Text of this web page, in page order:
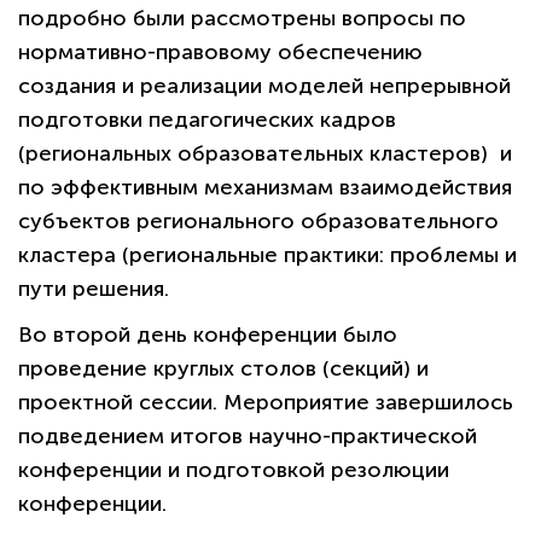
подробно были рассмотрены вопросы по
нормативно-правовому обеспечению
создания и реализации моделей непрерывной
подготовки педагогических кадров
(региональных образовательных кластеров) и
по эффективным механизмам взаимодействия
субъектов регионального образовательного
кластера (региональные практики: проблемы и
пути решения.
Во второй день конференции было
проведение круглых столов (секций) и
проектной сессии. Мероприятие завершилось
подведением итогов научно-практической
конференции и подготовкой резолюции
конференции.